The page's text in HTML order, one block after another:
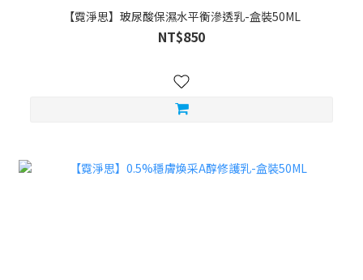
【霓淨思】玻尿酸保濕水平衡滲透乳-盒裝50ML
NT$850